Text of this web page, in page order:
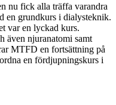
nu fick alla träffa varandra
en grundkurs i dialysteknik.
var en lyckad kurs.
även njuranatomi samt
MTFD en fortsättning på
en fördjupningskurs i